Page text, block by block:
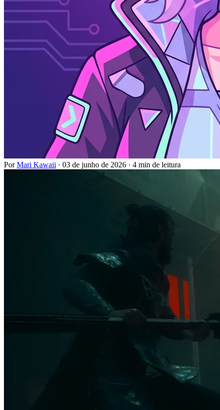
PorMari Kawaii · 03 de junho de 2026 · 4 min de leitura